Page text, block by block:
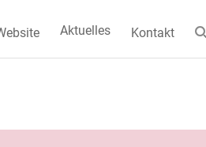
Aktuelles Kontakt